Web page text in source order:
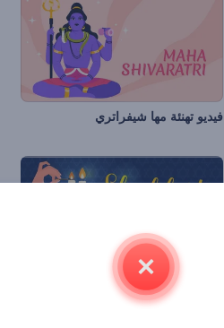
فيديو تهنئة مها شيفراتري
مقاطع شابات شالوم